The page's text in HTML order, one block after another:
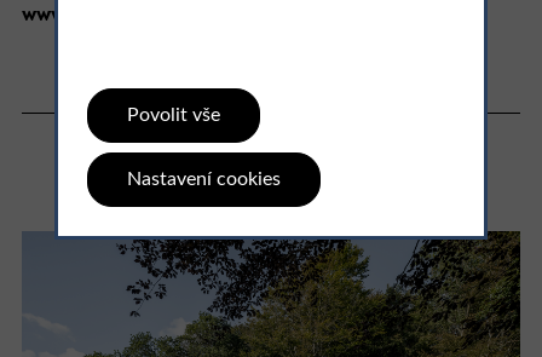
Povolit vše
Nastavení cookies
www.sleth.dk
93 %
hodnocení